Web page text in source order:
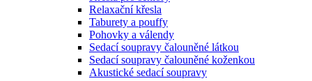
Relaxační křesla
Taburety a pouffy
Pohovky a válendy
Sedací soupravy čalouněné látkou
Sedací soupravy čalouněné koženkou
Akustické sedací soupravy